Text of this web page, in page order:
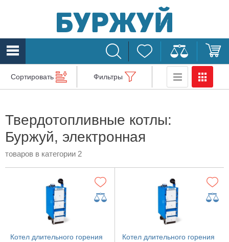
Сортировать Фильтры
Твердотопливные котлы:
Буржуй, электронная
товаров в категории 2
Котел длительного горения
Котел длительного горения